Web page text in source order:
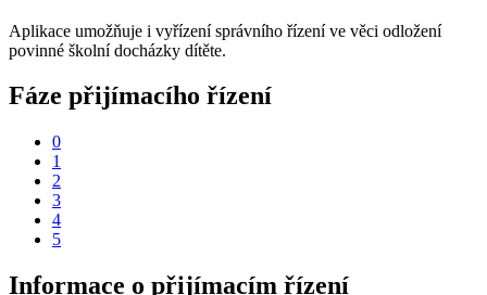
Aplikace umožňuje i vyřízení správního řízení ve věci odložení
povinné školní docházky dítěte.
Fáze přijímacího řízení
0
1
2
3
4
5
Informace o přijímacím řízení